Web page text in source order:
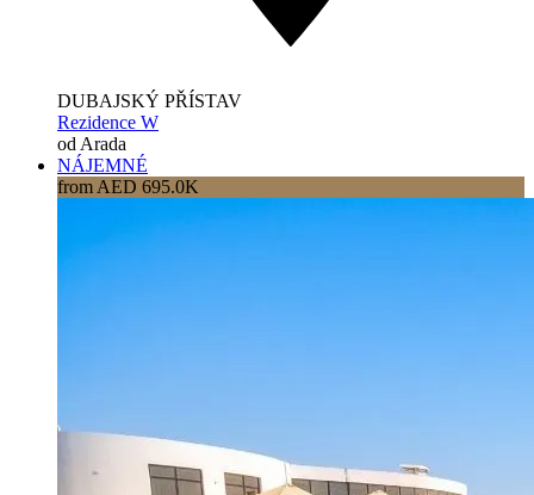
DUBAJSKÝ PŘÍSTAV
Rezidence W
od Arada
NÁJEMNÉ
from AED 695.0K